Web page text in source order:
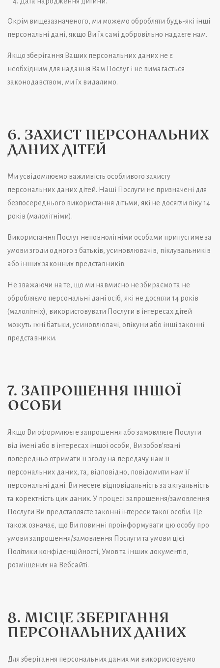
Окрім вищезазначеного, ми можемо обробляти будь-які інші
персональні дані, якщо Ви їх самі добровільно надаєте нам.
Якщо зберігання Ваших персональних даних не є
необхідним для надання Вам Послуг і не вимагається
законодавством, ми їх видалимо.
6. ЗАХИСТ ПЕРСОНАЛЬНИХ
ДАНИХ ДІТЕЙ
Ми усвідомлюємо важливість особливого захисту
персональних даних дітей. Наші Послуги не призначені для
безпосереднього використання дітьми, які не досягли віку 14
років (малолітніми).
Використання Послуг неповнолітніми особами припустиме за
умови згоди одного з батьків, усиновлювачів, піклувальників
або інших законних представників.
Не зважаючи на те, що ми навмисно не збираємо та не
обробляємо персональні дані осіб, які не досягли 14 років
(малолітніх), використовувати Послуги в інтересах дітей
можуть їхні батьки, усиновлювачі, опікуни або інші законні
представники.
7. ЗАПРОШЕННЯ ІНШОЇ
ОСОБИ
Якщо Ви оформлюєте запрошення або замовляєте Послуги
від імені або в інтересах іншої особи, Ви зобов’язані
попередньо отримати її згоду на передачу нам її
персональних даних, та, відповідно, повідомити нам її
персональні дані. Ви несете відповідальність за актуальність
та коректність цих даних. У процесі запрошення/замовлення
Послуги Ви представляєте законні інтереси такої особи. Це
також означає, що Ви повинні проінформувати цю особу про
умови запрошення/замовлення Послуги та умови цієї
Політики конфіденційності, Умов та інших документів,
розміщених на Вебсайті.
8. МІСЦЕ ЗБЕРІГАННЯ
ПЕРСОНАЛЬНИХ ДАНИХ
Для зберігання персональних даних ми використовуємо